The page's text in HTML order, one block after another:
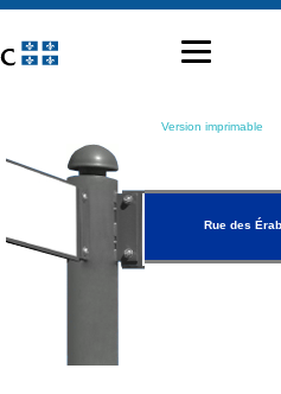
Version imprimable
Rue des